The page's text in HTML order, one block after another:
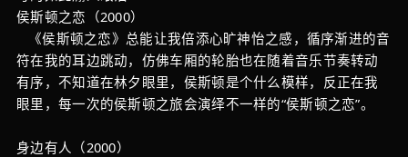
侯斯顿之恋（2000）
《侯斯顿之恋》总能让我倍添心旷神怡之感，循序渐进的音
符在我的耳边跳动，仿佛车厢的轮胎也在随着音乐节奏转动
有序，不知道在林夕眼里，侯斯顿是个什么模样，反正在我
眼里，每一次的侯斯顿之旅会演绎不一样的“侯斯顿之恋”。
身边有人（2000）